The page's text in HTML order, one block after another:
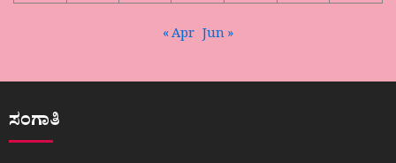
« Apr Jun »
ಸಂಗಾತಿ